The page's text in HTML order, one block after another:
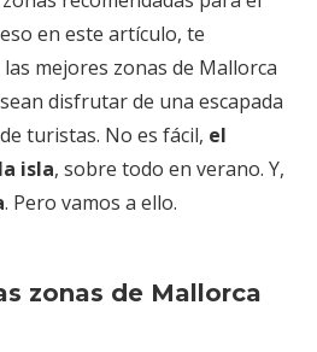
en este artículo, te
mejores zonas de Mallorca
disfrutar de una escapada
turistas. No es fácil, el
isla, sobre todo en verano. Y,
. Pero vamos a ello.
zonas de Mallorca